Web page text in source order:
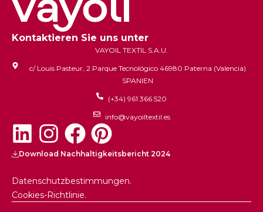
Kontaktieren Sie uns unter
VAYOIL TEXTIL S.A.U.
c/ Louis Pasteur, 2 Parque Tecnológico 46980 Paterna (Valencia)
SPANIEN
(+34) 961 366 520
info@vayoiltextil.es
Download Nachhaltigkeitsbericht 2024
Datenschutzbestimmungen.
Cookies-Richtlinie.